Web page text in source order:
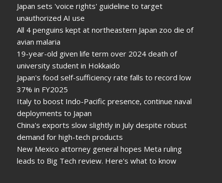
Japan sets 'voice rights' guideline to target
unauthorized AI use
All 4 penguins kept at northeastern Japan zoo die of
avian malaria
19-year-old given life term over 2024 death of
university student in Hokkaido
Japan's food self-sufficiency rate falls to record low
37% in FY2025
Italy to boost Indo-Pacific presence, continue naval
deployments to Japan
China's exports slow slightly in July despite robust
demand for high-tech products
New Mexico attorney general hopes Meta ruling
leads to Big Tech review. Here's what to know